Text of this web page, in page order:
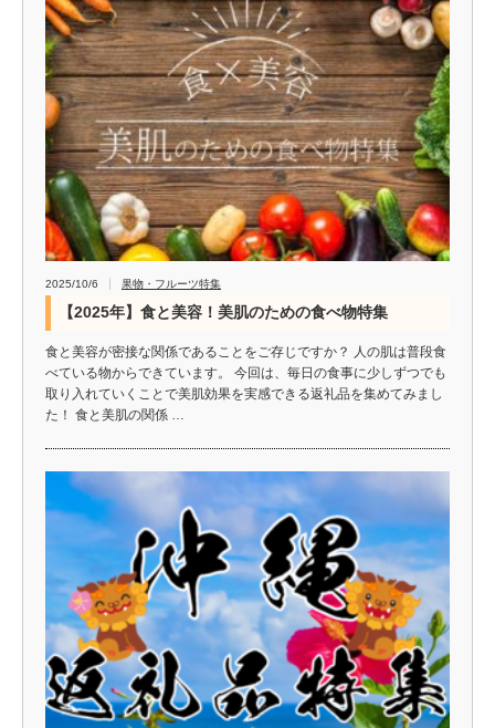
2025/10/6 果物・フルーツ特集
【2025年】食と美容！美肌のための食べ物特集
食と美容が密接な関係であることをご存じですか？ 人の肌は普段食
べている物からできています。 今回は、毎日の食事に少しずつでも
取り入れていくことで美肌効果を実感できる返礼品を集めてみまし
た！ 食と美肌の関係 …